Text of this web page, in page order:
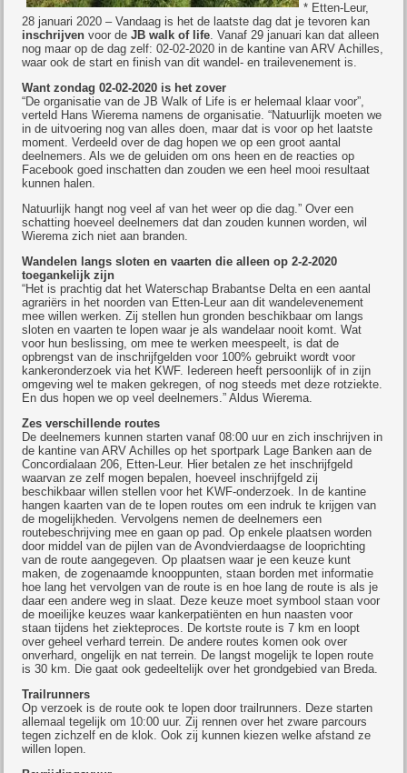
* Etten-Leur,
28 januari 2020 – Vandaag is het de laatste dag dat je tevoren kan
inschrijven voor deJB walk of life. Vanaf 29 januari kan dat alleen
nog maar op de dag zelf: 02-02-2020 in de kantine van ARV Achilles,
waar ook de start en finish van dit wandel- en trailevenement is.
Want zondag 02-02-2020 is het zover
“De organisatie van de JB Walk of Life is er helemaal klaar voor”,
verteld Hans Wierema namens de organisatie. “Natuurlijk moeten we
in de uitvoering nog van alles doen, maar dat is voor op het laatste
moment. Verdeeld over de dag hopen we op een groot aantal
deelnemers. Als we de geluiden om ons heen en de reacties op
Facebook goed inschatten dan zouden we een heel mooi resultaat
kunnen halen.
Natuurlijk hangt nog veel af van het weer op die dag.” Over een
schatting hoeveel deelnemers dat dan zouden kunnen worden, wil
Wierema zich niet aan branden.
Wandelen langs sloten en vaarten die alleen op 2-2-2020
toegankelijk zijn
“Het is prachtig dat het Waterschap Brabantse Delta en een aantal
agrariërs in het noorden van Etten-Leur aan dit wandelevenement
mee willen werken. Zij stellen hun gronden beschikbaar om langs
sloten en vaarten te lopen waar je als wandelaar nooit komt. Wat
voor hun beslissing, om mee te werken meespeelt, is dat de
opbrengst van de inschrijfgelden voor 100% gebruikt wordt voor
kankeronderzoek via het KWF. Iedereen heeft persoonlijk of in zijn
omgeving wel te maken gekregen, of nog steeds met deze rotziekte.
En dus hopen we op veel deelnemers.” Aldus Wierema.
Zes verschillende routes
De deelnemers kunnen starten vanaf 08:00 uur en zich inschrijven in
de kantine van ARV Achilles op het sportpark Lage Banken aan de
Concordialaan 206, Etten-Leur. Hier betalen ze het inschrijfgeld
waarvan ze zelf mogen bepalen, hoeveel inschrijfgeld zij
beschikbaar willen stellen voor het KWF-onderzoek. In de kantine
hangen kaarten van de te lopen routes om een indruk te krijgen van
de mogelijkheden. Vervolgens nemen de deelnemers een
routebeschrijving mee en gaan op pad. Op enkele plaatsen worden
door middel van de pijlen van de Avondvierdaagse de looprichting
van de route aangegeven. Op plaatsen waar je een keuze kunt
maken, de zogenaamde knooppunten, staan borden met informatie
hoe lang het vervolgen van de route is en hoe lang de route is als je
daar een andere weg in slaat. Deze keuze moet symbool staan voor
de moeilijke keuzes waar kankerpatiënten en hun naasten voor
staan tijdens het ziekteproces. De kortste route is 7 km en loopt
over geheel verhard terrein. De andere routes komen ook over
onverhard, ongelijk en nat terrein. De langst mogelijk te lopen route
is 30 km. Die gaat ook gedeeltelijk over het grondgebied van Breda.
Trailrunners
Op verzoek is de route ook te lopen door trailrunners. Deze starten
allemaal tegelijk om 10:00 uur. Zij rennen over het zware parcours
tegen zichzelf en de klok. Ook zij kunnen kiezen welke afstand ze
willen lopen.